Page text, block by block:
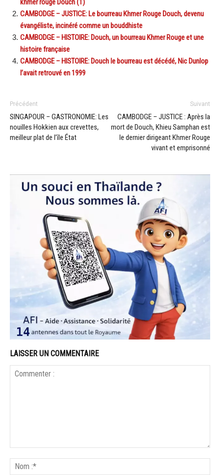
khmer rouge Douch (1)
CAMBODGE – JUSTICE: Le bourreau Khmer Rouge Douch, devenu
évangéliste, incinéré comme un bouddhiste
CAMBODGE – HISTOIRE: Douch, un bourreau Khmer Rouge et une
histoire française
CAMBODGE – HISTOIRE: Douch le bourreau est décédé, Nic Dunlop
l’avait retrouvé en 1999
Précédent
SINGAPOUR – GASTRONOMIE: Les
nouilles Hokkien aux crevettes,
meilleur plat de l’île État
Suivant
CAMBODGE – JUSTICE : Après la
mort de Douch, Khieu Samphan est
le dernier dirigeant Khmer Rouge
vivant et emprisonné
LAISSER UN COMMENTAIRE